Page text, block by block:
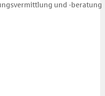
und -beratung